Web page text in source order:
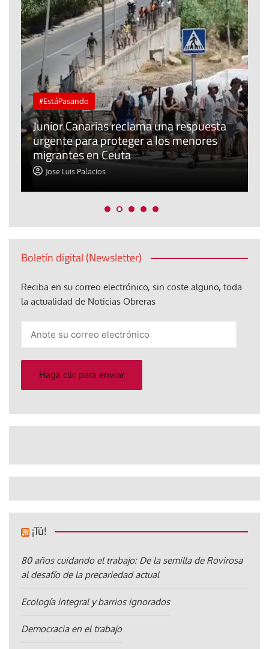
#EstáPasando
Junior Canarias reclama una respuesta
urgente para proteger a los menores
migrantes en Ceuta
Jose Luis Palacios
Boletín digital (Newsletter)
Reciba en su correo electrónico, sin coste alguno, toda
la actualidad de Noticias Obreras
electrónico
Haga clic para enviar
¡Tú!
80 años cuidando el trabajo: De la semilla de Rovirosa
al desafío de la precariedad actual
Ecología integral y barrios ignorados
Democracia en el trabajo